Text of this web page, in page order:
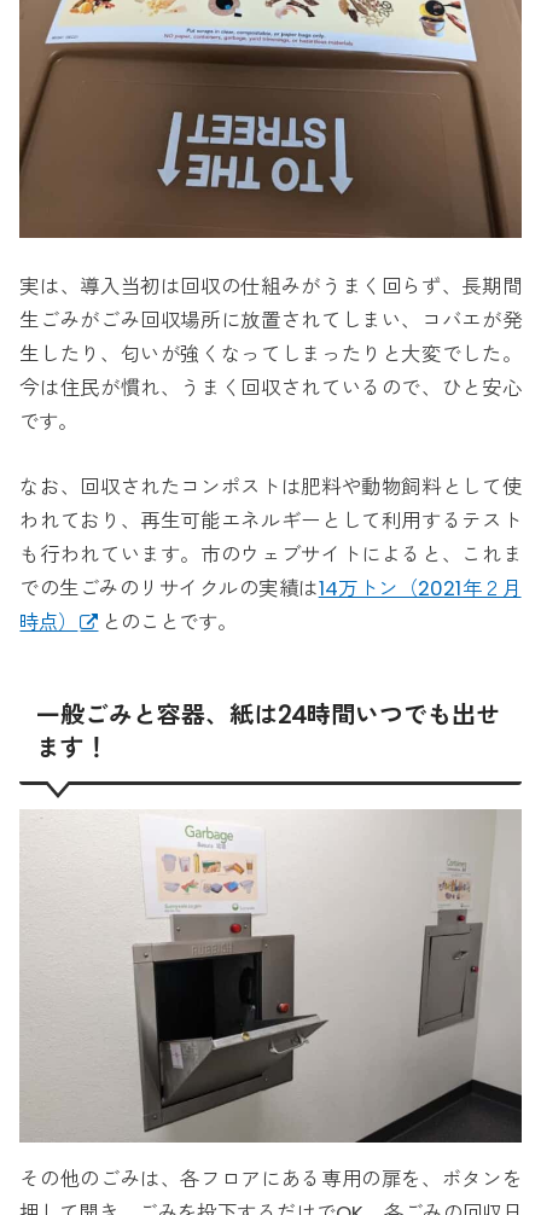
実は、導入当初は回収の仕組みがうまく回らず、長期間
生ごみがごみ回収場所に放置されてしまい、コバエが発
生したり、匂いが強くなってしまったりと大変でした。
今は住民が慣れ、うまく回収されているので、ひと安心
です。
なお、回収されたコンポストは肥料や動物飼料として使
われており、再生可能エネルギーとして利用するテスト
も行われています。市のウェブサイトによると、これま
での生ごみのリサイクルの実績は14万トン（2021年２月
時点）
とのことです。
一般ごみと容器、紙は24時間いつでも出せ
ます！
その他のごみは、各フロアにある専用の扉を、ボタンを